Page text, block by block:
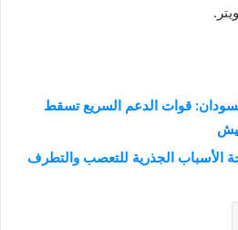
قوات الدعم السريع تسقط
الأسباب الجذرية للتعصب والتطرف